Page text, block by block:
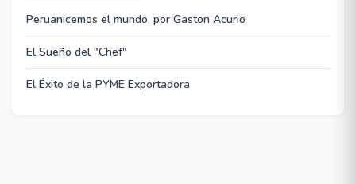
Peruanicemos el mundo, por Gaston Acurio
El Sueño del "Chef"
El Éxito de la PYME Exportadora